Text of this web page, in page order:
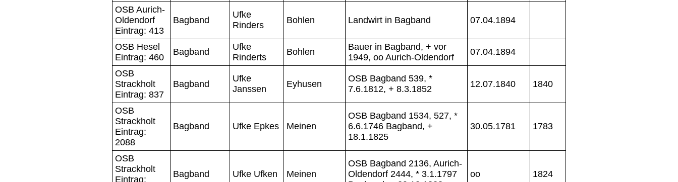
OSB Aurich-
Oldendorf
Eintrag: 413
Bagband
Ufke
Rinders
Bohlen Landwirt in Bagband 07.04.1894
OSB Hesel
Eintrag: 460
Bagband
Ufke
Rinderts
Bohlen
Bauer in Bagband, + vor
1949, oo Aurich-Oldendorf
07.04.1894
OSB
Strackholt
Eintrag: 837
Bagband
Ufke
Janssen
Eyhusen
OSB Bagband 539, *
7.6.1812, + 8.3.1852
12.07.1840 1840
OSB
Strackholt
Eintrag:
2088
Bagband Ufke Epkes Meinen
OSB Bagband 1534, 527, *
6.6.1746 Bagband, +
18.1.1825
30.05.1781 1783
OSB
Strackholt
Eintrag:
Bagband Ufke Ufken Meinen
OSB Bagband 2136, Aurich-
Oldendorf 2444, * 3.1.1797
oo 1824